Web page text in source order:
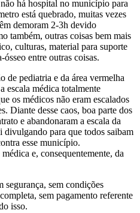
há hospital no município para
está quebrado, muitas vezes
demoram 2-3h devido
também, outras coisas bem mais
culturas, material para suporte
entre outras coisas.
de pediatria e da área vermelha
escala médica totalmente
os médicos não eram escalados
Diante desse caos, boa parte dos
e abandonaram a escala da
divulgando para que todos saibam
esse município.
e, consequentemente, da
sem condições
sem pagamento referente
isso.